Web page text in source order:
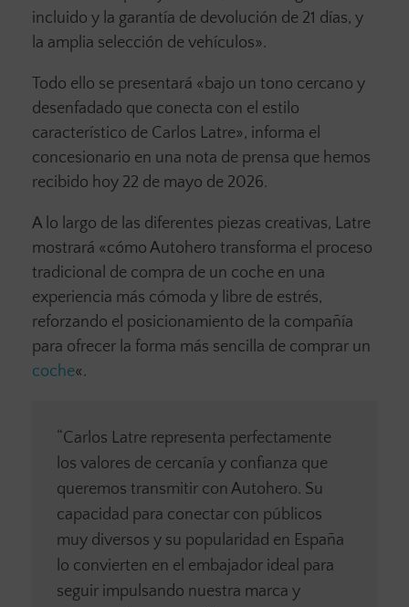
incluido y la garantía de devolución de 21 días, y
la amplia selección de vehículos».
Todo ello se presentará «bajo un tono cercano y
desenfadado que conecta con el estilo
característico de Carlos Latre», informa el
concesionario en una nota de prensa que hemos
recibido hoy 22 de mayo de 2026.
A lo largo de las diferentes piezas creativas, Latre
mostrará «cómo Autohero transforma el proceso
tradicional de compra de un coche en una
experiencia más cómoda y libre de estrés,
reforzando el posicionamiento de la compañía
para ofrecer la forma más sencilla de comprar un
coche«.
“Carlos Latre representa perfectamente
los valores de cercanía y confianza que
queremos transmitir con Autohero. Su
capacidad para conectar con públicos
muy diversos y su popularidad en España
lo convierten en el embajador ideal para
seguir impulsando nuestra marca y